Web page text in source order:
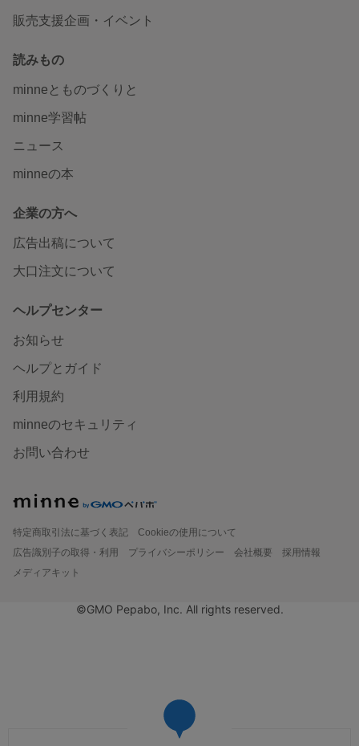
販売支援企画・イベント
読みもの
minneとものづくりと
minne学習帖
ニュース
minneの本
企業の方へ
広告出稿について
大口注文について
ヘルプセンター
お知らせ
ヘルプとガイド
利用規約
minneのセキュリティ
お問い合わせ
特定商取引法に基づく表記
Cookieの使用について
広告識別子の取得・利用
プライバシーポリシー 会社概要
採用情報
メディアキット
©GMO Pepabo, Inc. All rights reserved.